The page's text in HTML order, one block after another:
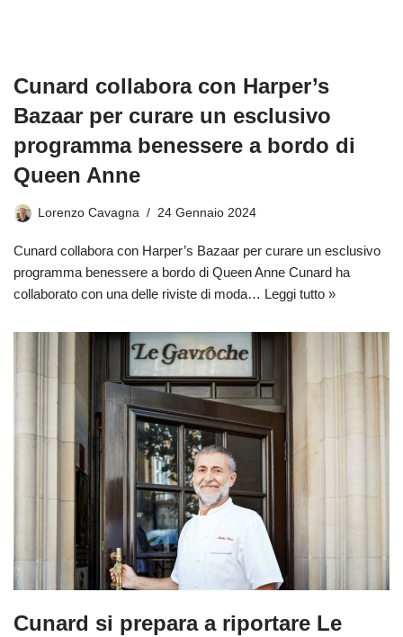
Cunard collabora con Harper’s
Bazaar per curare un esclusivo
programma benessere a bordo di
Queen Anne
Lorenzo Cavagna 24 Gennaio 2024
Cunard collabora con Harper’s Bazaar per curare un esclusivo
programma benessere a bordo di Queen Anne Cunard ha
collaborato con una delle riviste di moda… Leggi tutto »
Cunard si prepara a riportare Le